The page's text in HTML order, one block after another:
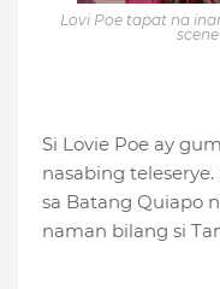
Lovi Poe tapat na
Si Lovie Poe ay
nasabing
sa Batang Quiapo
naman bilang si